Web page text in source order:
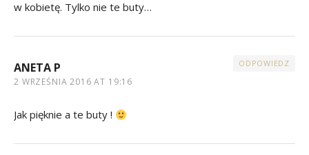
w kobietę. Tylko nie te buty…
ANETA P
2 WRZEŚNIA 2016 AT 19:16
ODPOWIEDZ
Jak pięknie a te buty !